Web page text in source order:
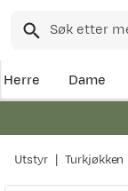
Herre Dame
Utstyr Turkjøkken